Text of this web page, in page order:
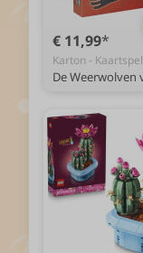
€ 11,99
Karton - Kaartspel